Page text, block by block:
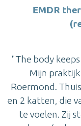
EMDR
"The body
Mijn
Roermond.
en 2 katten, die
te voelen. Zij